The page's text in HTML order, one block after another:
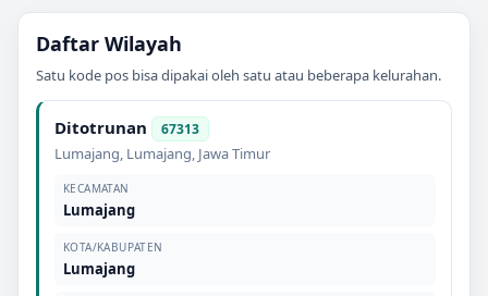
Daftar Wilayah
Satu kode pos bisa dipakai oleh satu atau beberapa kelurahan.
Ditotrunan 67313
Lumajang, Lumajang, Jawa Timur
KECAMATAN
Lumajang
KOTA/KABUPATEN
Lumajang